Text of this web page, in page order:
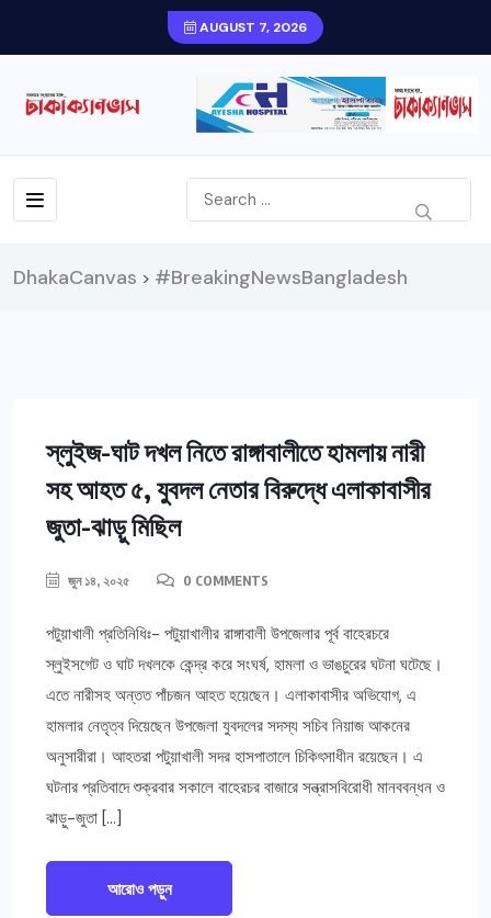
AUGUST 7, 2026
DhakaCanvas > #BreakingNewsBangladesh
স্লুইজ-ঘাট দখল নিতে রাঙ্গাবালীতে হামলায় নারী
সহ আহত ৫, যুবদল নেতার বিরুদ্ধে এলাকাবাসীর
জুতা-ঝাড়ু মিছিল
জুন ১৪, ২০২৫ 0 COMMENTS
পটুয়াখালী প্রতিনিধিঃ- পটুয়াখালীর রাঙ্গাবালী উপজেলার পূর্ব বাহেরচরে
স্লুইসগেট ও ঘাট দখলকে কেন্দ্র করে সংঘর্ষ, হামলা ও ভাঙচুরের ঘটনা ঘটেছে।
এতে নারীসহ অন্তত পাঁচজন আহত হয়েছেন। এলাকাবাসীর অভিযোগ, এ
হামলার নেতৃত্ব দিয়েছেন উপজেলা যুবদলের সদস্য সচিব নিয়াজ আকনের
অনুসারীরা। আহতরা পটুয়াখালী সদর হাসপাতালে চিকিৎসাধীন রয়েছেন। এ
ঘটনার প্রতিবাদে শুক্রবার সকালে বাহেরচর বাজারে সন্ত্রাসবিরোধী মানববন্ধন ও
ঝাড়ু-জুতা […]
আরোও পড়ুন